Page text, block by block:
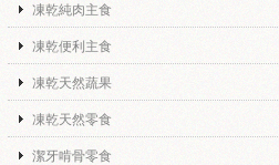
凍乾純肉主食
凍乾便利主食
凍乾天然蔬果
凍乾天然零食
潔牙啃骨零食